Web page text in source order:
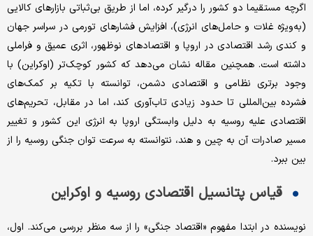
اگرچه مستقیما دو کشور را درگیر کرده، اما از طریق بی‌ثباتی بازارهای کالایی
(به‌ویژه غلات و حامل‌های انرژی)، افزایش فشارهای تورمی در سراسر جهان
و کندی رشد اقتصادی در اروپا و اقتصادهای نوظهور، اثری عمیق و فراملی
داشته است. همچنین مقاله نشان می‌دهد که کشور کوچک‌تر (اوکراین) با
وجود برتری نظامی و اقتصادی دشمن، توانسته با تکیه بر کمک‌های
فشرده بین‌المللی تا حدود زیادی تاب‌آوری کند، اما در مقابل، تحریم‌های
اقتصادی علیه روسیه به دلیل وابستگی اروپا به انرژی این کشور و تغییر
مسیر صادرات آن به چین و هند، نتوانسته به سرعت توان جنگی روسیه را از
بین ببرد.
قیاس پتانسیل اقتصادی روسیه و اوکراین
نویسنده در ابتدا مفهوم «اقتصاد جنگی» را از سه منظر بررسی می‌کند. اول،